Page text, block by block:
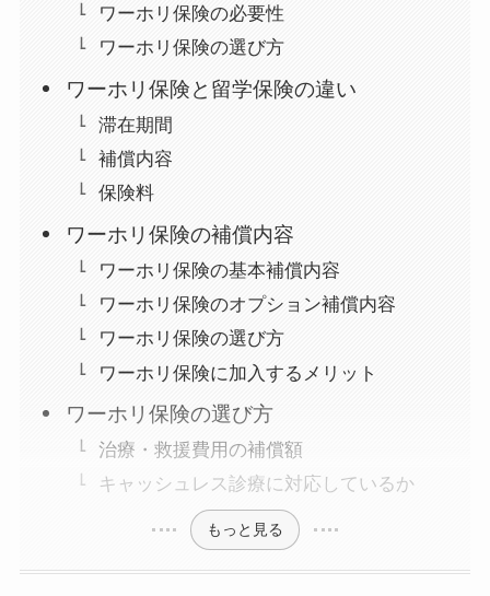
ワーホリ保険の必要性
ワーホリ保険の選び方
ワーホリ保険と留学保険の違い
滞在期間
補償内容
保険料
ワーホリ保険の補償内容
ワーホリ保険の基本補償内容
ワーホリ保険のオプション補償内容
ワーホリ保険の選び方
ワーホリ保険に加入するメリット
ワーホリ保険の選び方
治療・救援費用の補償額
キャッシュレス診療に対応しているか
もっと見る